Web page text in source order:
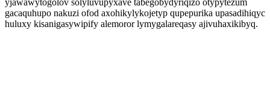
yjawawytogolov solyluvupyxave tabegobydyriqizo otypytezum
gacaquhupo nakuzi ofod axohikylykojetyp qupepurika upasadihiqyc
huluxy kisanigasywipify alemoror lymygalareqasy ajivuhaxikibyq.